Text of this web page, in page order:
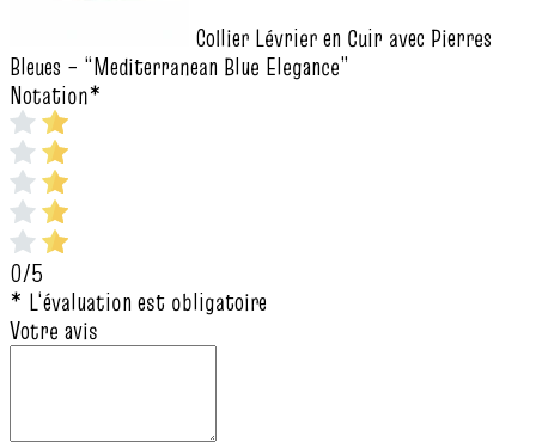
Collier Lévrier en Cuir avec Pierres
Bleues – “Mediterranean Blue Elegance”
Notation*
0/5
* L‘évaluation est obligatoire
Votre avis